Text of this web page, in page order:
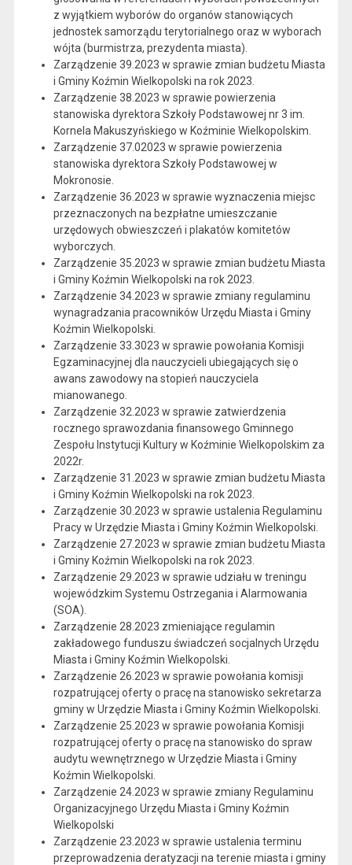
z wyjątkiem wyborów do organów stanowiących
jednostek samorządu terytorialnego oraz w wyborach
wójta (burmistrza, prezydenta miasta).
Zarządzenie 39.2023 w sprawie zmian budżetu Miasta
i Gminy Koźmin Wielkopolski na rok 2023.
Zarządzenie 38.2023 w sprawie powierzenia
stanowiska dyrektora Szkoły Podstawowej nr 3 im.
Kornela Makuszyńskiego w Koźminie Wielkopolskim.
Zarządzenie 37.02023 w sprawie powierzenia
stanowiska dyrektora Szkoły Podstawowej w
Mokronosie.
Zarządzenie 36.2023 w sprawie wyznaczenia miejsc
przeznaczonych na bezpłatne umieszczanie
urzędowych obwieszczeń i plakatów komitetów
wyborczych.
Zarządzenie 35.2023 w sprawie zmian budżetu Miasta
i Gminy Koźmin Wielkopolski na rok 2023.
Zarządzenie 34.2023 w sprawie zmiany regulaminu
wynagradzania pracowników Urzędu Miasta i Gminy
Koźmin Wielkopolski.
Zarządzenie 33.3023 w sprawie powołania Komisji
Egzaminacyjnej dla nauczycieli ubiegających się o
awans zawodowy na stopień nauczyciela
mianowanego.
Zarządzenie 32.2023 w sprawie zatwierdzenia
rocznego sprawozdania finansowego Gminnego
Zespołu Instytucji Kultury w Koźminie Wielkopolskim za
2022r.
Zarządzenie 31.2023 w sprawie zmian budżetu Miasta
i Gminy Koźmin Wielkopolski na rok 2023.
Zarządzenie 30.2023 w sprawie ustalenia Regulaminu
Pracy w Urzędzie Miasta i Gminy Koźmin Wielkopolski.
Zarządzenie 27.2023 w sprawie zmian budżetu Miasta
i Gminy Koźmin Wielkopolski na rok 2023.
Zarządzenie 29.2023 w sprawie udziału w treningu
wojewódzkim Systemu Ostrzegania i Alarmowania
(SOA).
Zarządzenie 28.2023 zmieniające regulamin
zakładowego funduszu świadczeń socjalnych Urzędu
Miasta i Gminy Koźmin Wielkopolski.
Zarządzenie 26.2023 w sprawie powołania komisji
rozpatrującej oferty o pracę na stanowisko sekretarza
gminy w Urzędzie Miasta i Gminy Koźmin Wielkopolski.
Zarządzenie 25.2023 w sprawie powołania Komisji
rozpatrującej oferty o pracę na stanowisko do spraw
audytu wewnętrznego w Urzędzie Miasta i Gminy
Koźmin Wielkopolski.
Zarządzenie 24.2023 w sprawie zmiany Regulaminu
Organizacyjnego Urzędu Miasta i Gminy Koźmin
Wielkopolski
Zarządzenie 23.2023 w sprawie ustalenia terminu
przeprowadzenia deratyzacji na terenie miasta i gminy